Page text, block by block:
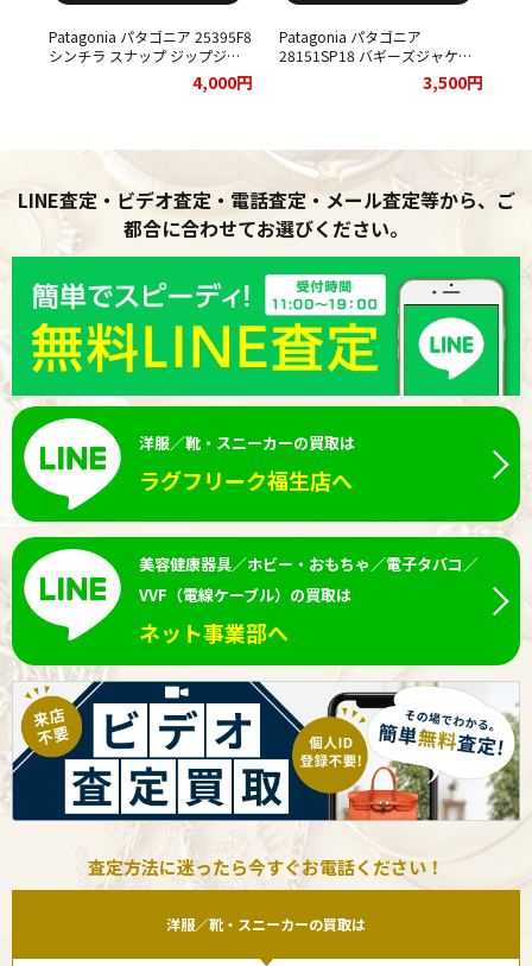
Patagonia パタゴニア 25395F8
シンチラ スナップ ジップジャ
ケット 企業ロゴ をお買取りさ
4,000円
Patagonia パタゴニア
28151SP18 バギーズジャケッ
ト をお買取りさせていただきま
3,500円
LINE査定・ビデオ査定・電話査定・メール査定等から、ご
都合に合わせてお選びください。
洋服／靴・スニーカーの買取は
ラグフリーク福生店へ
美容健康器具／ホビー・おもちゃ／電子タバコ／
VVF（電線ケーブル）の買取は
ネット事業部へ
査定方法に迷ったら今すぐお電話ください！
洋服／靴・スニーカーの買取は